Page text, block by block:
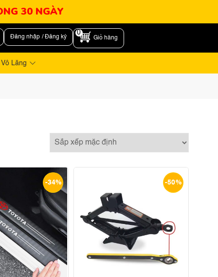
30 NGÀY
Đăng nhập / Đăng ký
0
Giỏ hàng
Lăng
-34% -50%